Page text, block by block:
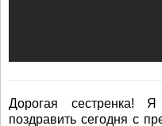
Дорогая сестренка!
поздравить сегодня с